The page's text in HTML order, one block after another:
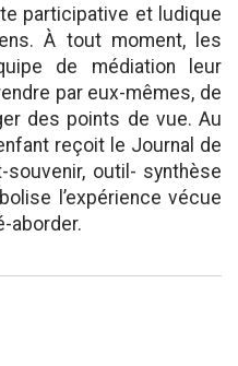
participative et ludique
À tout moment, les
de médiation leur
par eux-mêmes, de
des points de vue. Au
reçoit le Journal de
outil- synthèse
l’expérience vécue
aborder.